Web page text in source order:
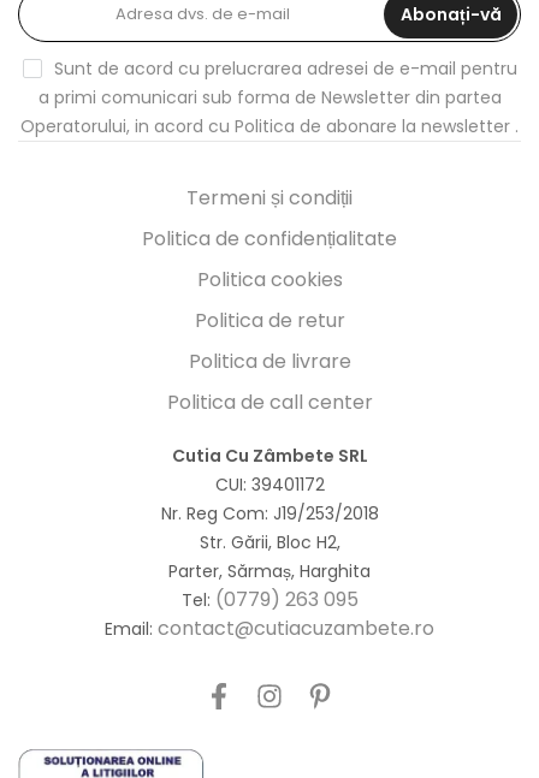
Termeni și condiții
Politica de confidențialitate
Politica cookies
Politica de retur
Politica de livrare
Politica de call center
Abonați-vă
Sunt de acord cu prelucrarea adresei de e-mail pentru
a primi comunicari sub forma de Newsletter din partea
Operatorului, in acord cu Politica de abonare la newsletter .
Cutia Cu Zâmbete SRL
CUI: 39401172
Nr. Reg Com: J19/253/2018
Str. Gării, Bloc H2,
Parter, Sărmaș, Harghita
Tel: (0779) 263 095
Email: contact@cutiacuzambete.ro